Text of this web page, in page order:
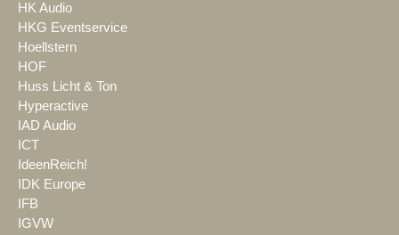
HK Audio
HKG Eventservice
Hoellstern
HOF
Huss Licht & Ton
Hyperactive
IAD Audio
ICT
IdeenReich!
IDK Europe
IFB
IGVW